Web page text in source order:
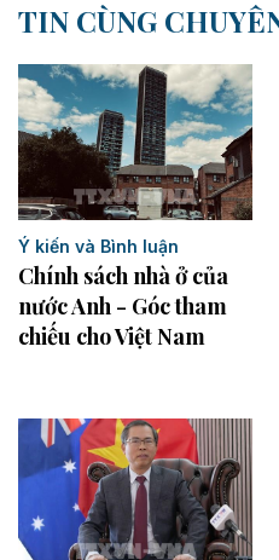
TIN CÙNG
Ý kiến và Bình luận
Chính sách nhà ở của
nước Anh - Góc tham
chiếu cho Việt Nam